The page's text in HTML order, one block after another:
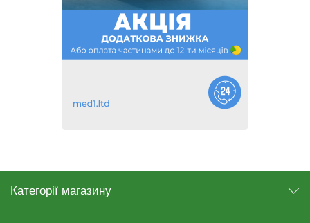
Категорії магазину